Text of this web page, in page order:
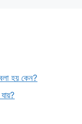
হয় কেন?